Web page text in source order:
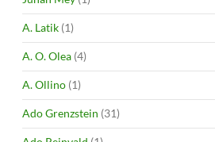
A. Latik (1)
A. O. Olea (4)
A. Ollino (1)
Ado Grenzstein (31)